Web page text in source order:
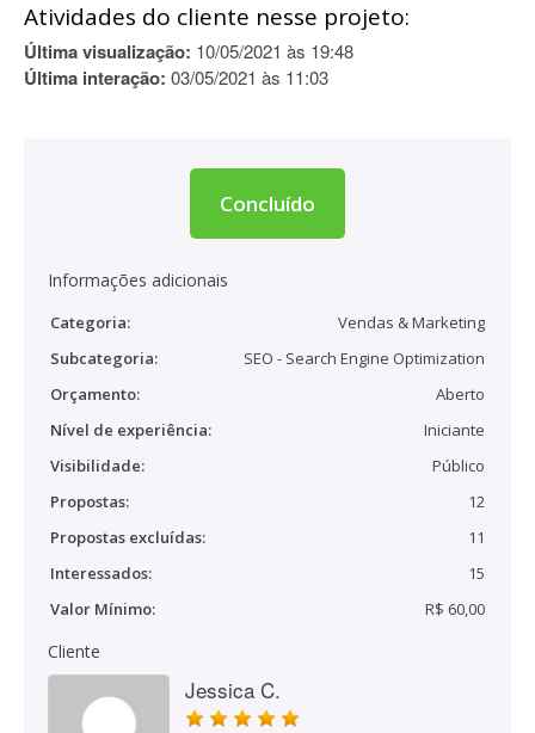
Atividades do cliente nesse projeto:
Última visualização: 10/05/2021 às 19:48
Última interação: 03/05/2021 às 11:03
Concluído
Informações adicionais
Categoria:
Vendas & Marketing
Subcategoria:
SEO - Search Engine Optimization
Orçamento:
Aberto
Nível de experiência:
Iniciante
Visibilidade:
Público
Propostas:
12
Propostas excluídas:
11
Interessados:
15
Valor Mínimo:
R$ 60,00
Cliente
Jessica C.